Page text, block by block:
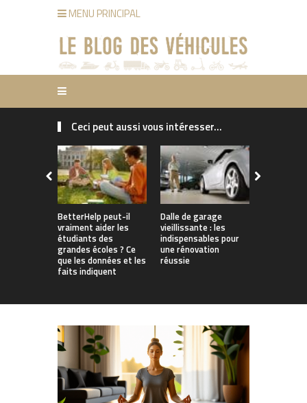
MENU PRINCIPAL
Ceci peut aussi vous intéresser...
BetterHelp peut-il
vraiment aider les
étudiants des
grandes écoles ? Ce
que les données et les
faits indiquent
Dalle de garage
vieillissante : les
indispensables pour
une rénovation
réussie